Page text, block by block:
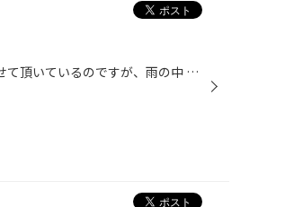
みなさんこんにちは(*^-°)v 今日から集中得市開催させて頂いているのですが、雨の中 沢山のお客様に来店していただけました!! 本当にありがとうございます!! 期間中タイヤ４本交換ご成約のお客様にご当地ラーメン(先着50名様)の抽選会を 実施しています!! もちろん外れくじは、なしとなっていますよ...